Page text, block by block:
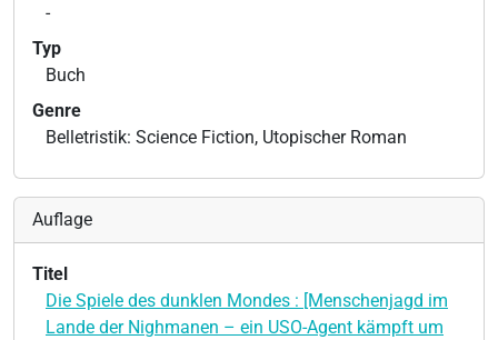
-
Typ
Buch
Genre
Belletristik: Science Fiction, Utopischer Roman
Auflage
Titel
Die Spiele des dunklen Mondes : [Menschenjagd im
Lande der Nighmanen – ein USO-Agent kämpft um